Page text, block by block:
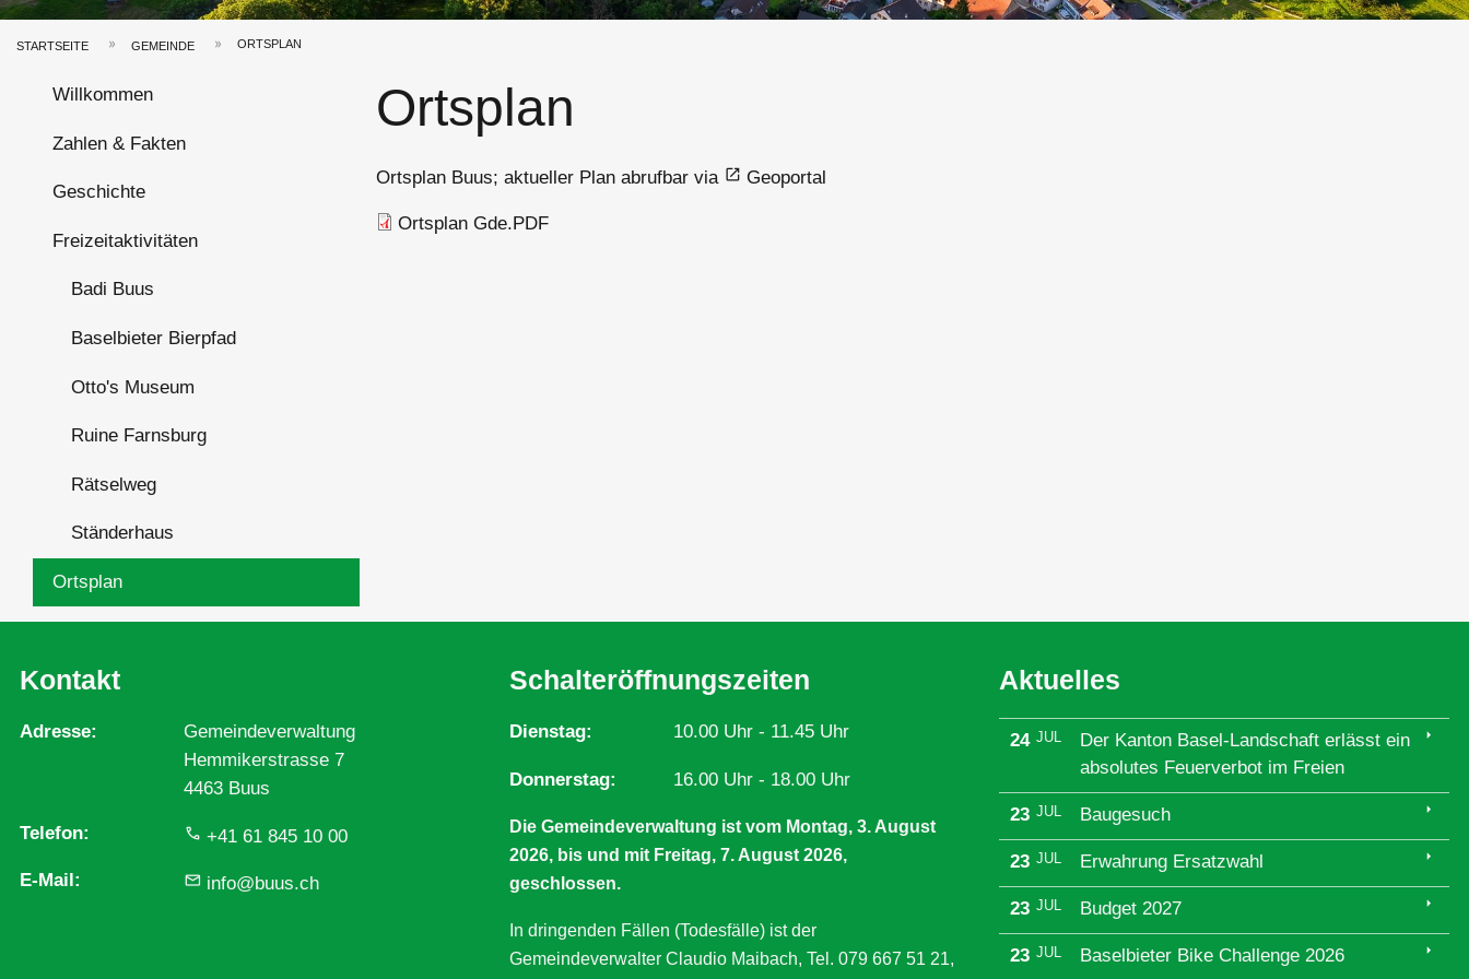
Pfadnavigation
STARTSEITE GEMEINDE ORTSPLAN
Hauptnavigation
Willkommen
Zahlen & Fakten
Geschichte
Freizeitaktivitäten
Badi Buus
Baselbieter Bierpfad
Otto's Museum
Ruine Farnsburg
Rätselweg
Ständerhaus
Ortsplan
Ortsplan
Ortsplan Buus; aktueller Plan abrufbar via Geoportal
Dokument
Ortsplan Gde.PDF
Kontakt
Adresse
Gemeindeverwaltung
Hemmikerstrasse 7
4463 Buus
Telefon +41 61 845 10 00
E-Mail info@buus.ch
Schalteröffnungszeiten
Dienstag 10.00 Uhr - 11.45 Uhr
Donnerstag 16.00 Uhr - 18.00 Uhr
Die Gemeindeverwaltung ist vom Montag, 3. August
2026, bis und mit Freitag, 7. August 2026,
geschlossen.
In dringenden Fällen (Todesfälle) ist der
Gemeindeverwalter Claudio Maibach, Tel. 079 667 51 21,
Aktuelles
24 JUL
Der Kanton Basel-Landschaft erlässt ein
absolutes Feuerverbot im Freien
arrow_right
23 JUL Baugesuch arrow_right
23 JUL Erwahrung Ersatzwahl arrow_right
23 JUL Budget 2027 arrow_right
23 JUL Baselbieter Bike Challenge 2026 arrow_right